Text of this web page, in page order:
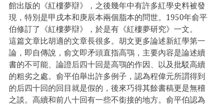
館出版的《紅樓夢辯》，之後幾年中有許多紅學史料被發
現，特別是甲戌本和庚辰本兩個脂本的問世。1950年俞平
伯修訂了《紅樓夢辯》，於是有《紅樓夢研究》一文。
這篇文章比胡適的文章長很多。胡文更多論述新紅學第一
論，即自傳說，俞文即矛頭直指高鶚，主要內容是論述續
書的不可能、論證后四十回是高鶚的作因、以及批駁高續
的粗劣之處。俞平伯舉出許多例子，認為程偉元所謂得到
的后四十回的回目就是假的，後來巧得其餘書稿更是無稽
之談。高續和前八十回有一些不銜接的地方。俞平伯認為